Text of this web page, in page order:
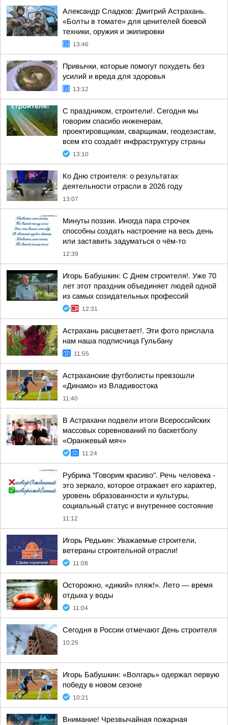
Александр Сладков: Дмитрий Астрахань.
«Болты в томате» для ценителей боевой
техники, оружия и экипировки
13:46
Привычки, которые помогут похудеть без
усилий и вреда для здоровья
13:12
С праздником, строители!. Сегодня мы
говорим спасибо инженерам,
проектировщикам, сварщикам, геодезистам,
всем кто создаёт инфраструктуру страны
13:10
Ко Дню строителя: о результатах
деятельности отрасли в 2026 году
13:07
Минуты поэзии. Иногда пара строчек
способны создать настроение на весь день
или заставить задуматься о чём-то
12:39
Игорь Бабушкин: С Днем строителя!. Уже 70
лет этот праздник объединяет людей одной
из самых созидательных профессий
12:31
Астрахань расцветает!. Эти фото прислала
нам наша подписчица Гульбану
11:55
Астраханские футболисты превзошли
«Динамо» из Владивостока
11:40
В Астрахани подвели итоги Всероссийских
массовых соревнований по баскетболу
«Оранжевый мяч»
11:24
Рубрика "Говорим красиво". Речь человека -
это зеркало, которое отражает его характер,
уровень образованности и культуры,
социальный статус и внутреннее состояние
11:12
Игорь Редькин: Уважаемые строители,
ветераны строительной отрасли!
11:08
Осторожно, «дикий» пляж!». Лето — время
отдыха у воды
11:04
Сегодня в России отмечают День строителя
10:25
Игорь Бабушкин: «Волгарь» одержал первую
победу в новом сезоне
10:21
Внимание! Чрезвычайная пожарная